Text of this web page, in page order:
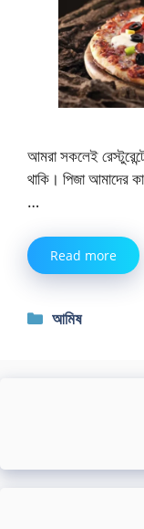
আমরা সকলেই
থাকি। পিজা আমাদের
…
Read more
Categories
আমিষ